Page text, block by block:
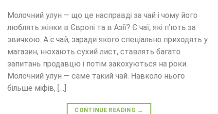
Молочний улун — що це насправді за чай і чому його
люблять жінки в Європі та в Азії? Є чаї, які п’ють за
звичкою. А є чай, заради якого спеціально приходять у
магазин, нюхають сухий лист, ставлять багато
запитань продавцю і потім закохуються на роки.
Молочний улун — саме такий чай. Навколо нього
більше міфів, […]
CONTINUE READING →